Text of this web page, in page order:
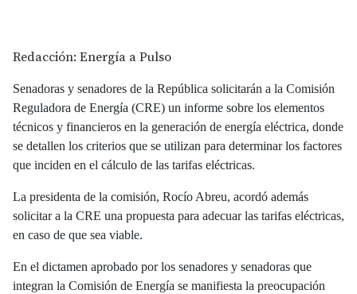
Redacción: Energía a Pulso
Senadoras y senadores de la República solicitarán a la Comisión
Reguladora de Energía (CRE) un informe sobre los elementos
técnicos y financieros en la generación de energía eléctrica, donde
se detallen los criterios que se utilizan para determinar los factores
que inciden en el cálculo de las tarifas eléctricas.
La presidenta de la comisión, Rocío Abreu, acordó además
solicitar a la CRE una propuesta para adecuar las tarifas eléctricas,
en caso de que sea viable.
En el dictamen aprobado por los senadores y senadoras que
integran la Comisión de Energía se manifiesta la preocupación